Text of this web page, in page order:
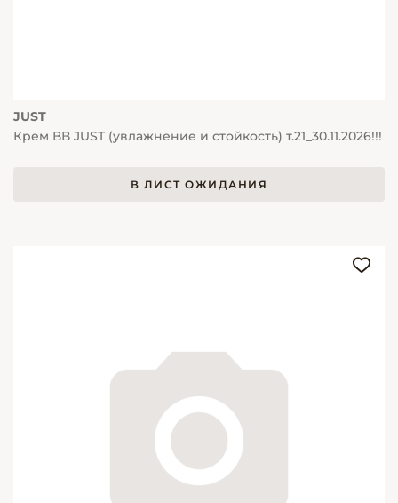
JUST
Крем ВВ JUST (увлажнение и стойкость) т.21_30.11.2026!!!
В ЛИСТ ОЖИДАНИЯ